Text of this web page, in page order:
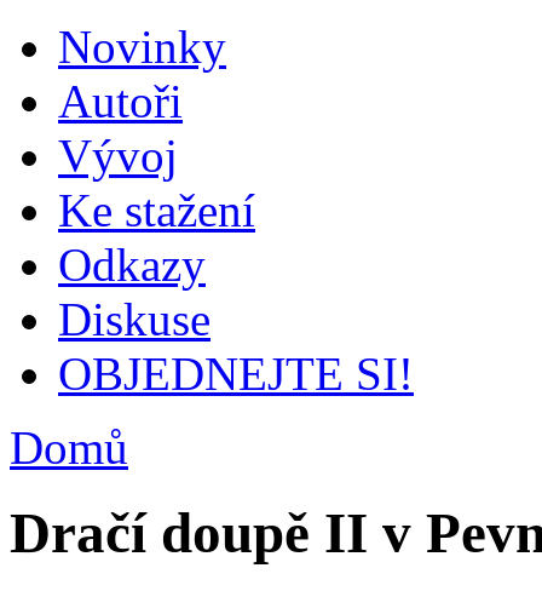
Novinky
Autoři
Vývoj
Ke stažení
Odkazy
Diskuse
OBJEDNEJTE SI!
Domů
Dračí doupě II v